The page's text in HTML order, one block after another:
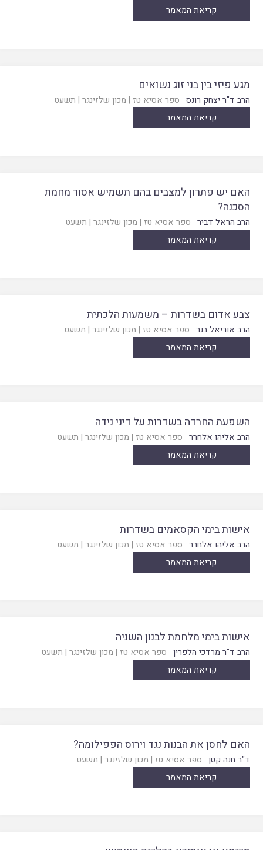
קריאת המאמר
מגע פיזי בין בני זוג נשואים
הרב ד"ר יצחק רונס ספר אסיא טז | מכון שלזינגר | תשעט
קריאת המאמר
האם יש פתרון למצבים בהם תשמיש אסור מחמת
הסכנה?
הרב הראל דביר ספר אסיא טז | מכון שלזינגר | תשעט
קריאת המאמר
צבע אדום בשדרות – משמעות הלכתית
הרב אוריאל בנר ספר אסיא טז | מכון שלזינגר | תשעט
קריאת המאמר
השפעת החרדה בשדרות על דיני נידה
הרב אליהו אלחרר ספר אסיא טז | מכון שלזינגר | תשעט
קריאת המאמר
אישות בימי הקסאמים בשדרות
הרב אליהו אלחרר ספר אסיא טז | מכון שלזינגר | תשעט
קריאת המאמר
אישות בימי מלחמת לבנון השניה
הרב ד"ר מרדכי הלפרין ספר אסיא טז | מכון שלזינגר | תשעט
קריאת המאמר
האם לחסן את הבנות נגד וירוס הפפילומה?
ד"ר חנה קטן ספר אסיא טז | מכון שלזינגר | תשעט
קריאת המאמר